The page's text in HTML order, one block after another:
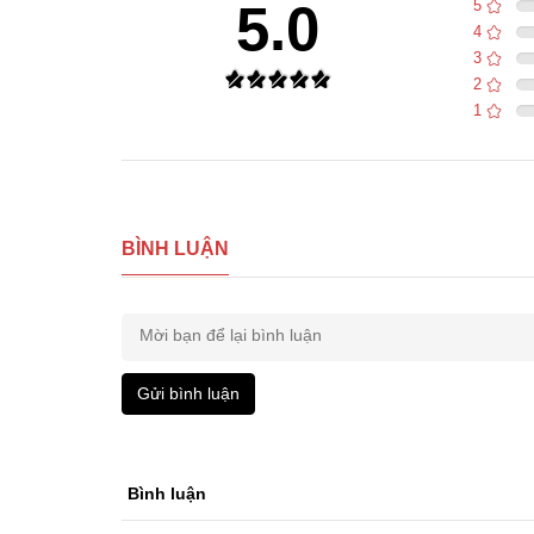
5.0 5
4
3
2
1
BÌNH LUẬN
Gửi bình luận
Bình luận100/70/17
70/90/17 80/90/17